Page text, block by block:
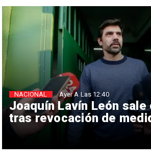
Joaquín Lavín León sale
tras revocación de
NACIONAL Ayer A Las 12:40